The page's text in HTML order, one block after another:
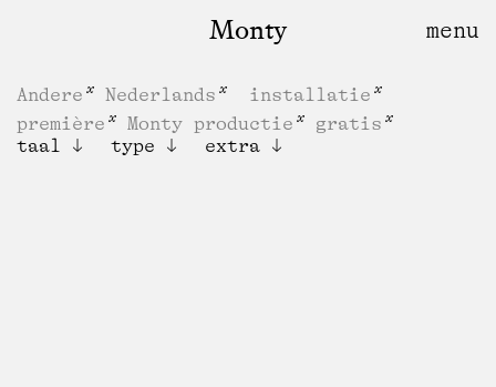
Monty
Andere Nederlands
installatie
première
Monty productie
gratis
taal
type extra